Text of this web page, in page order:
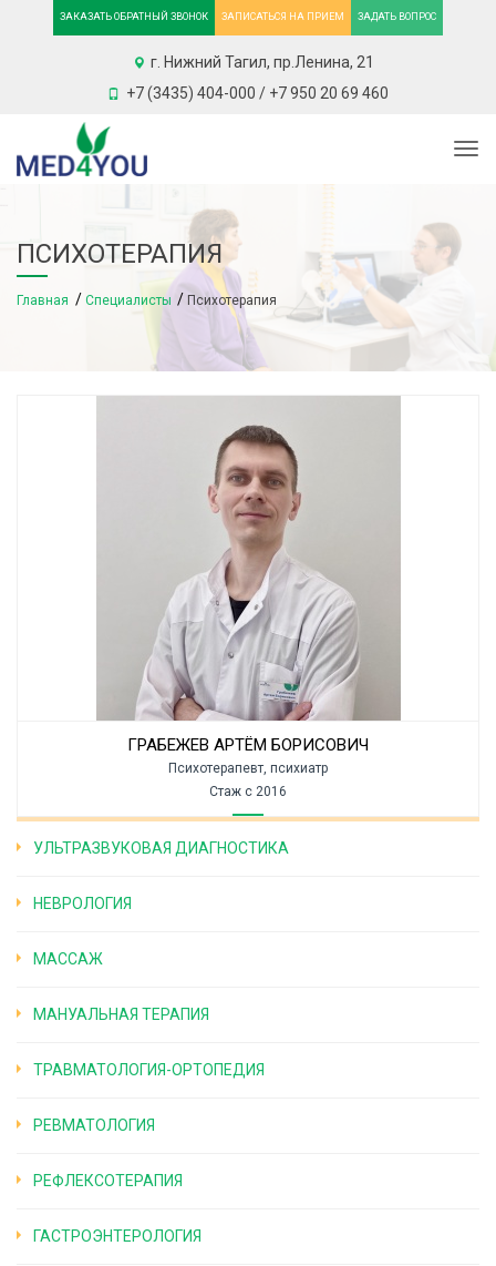
ЗАКАЗАТЬ ОБРАТНЫЙ ЗВОНОК ЗАПИСАТЬСЯ НА ПРИЕМ ЗАДАТЬ ВОПРОС
г. Нижний Тагил, пр.Ленина, 21
+7 (3435) 404-000 / +7 950 20 69 460
ПСИХОТЕРАПИЯ
Главная Специалисты Психотерапия
ГРАБЕЖЕВ АРТЁМ БОРИСОВИЧ
Психотерапевт, психиатр
Стаж с 2016
УЛЬТРАЗВУКОВАЯ ДИАГНОСТИКА
НЕВРОЛОГИЯ
МАССАЖ
МАНУАЛЬНАЯ ТЕРАПИЯ
ТРАВМАТОЛОГИЯ-ОРТОПЕДИЯ
РЕВМАТОЛОГИЯ
РЕФЛЕКСОТЕРАПИЯ
ГАСТРОЭНТЕРОЛОГИЯ